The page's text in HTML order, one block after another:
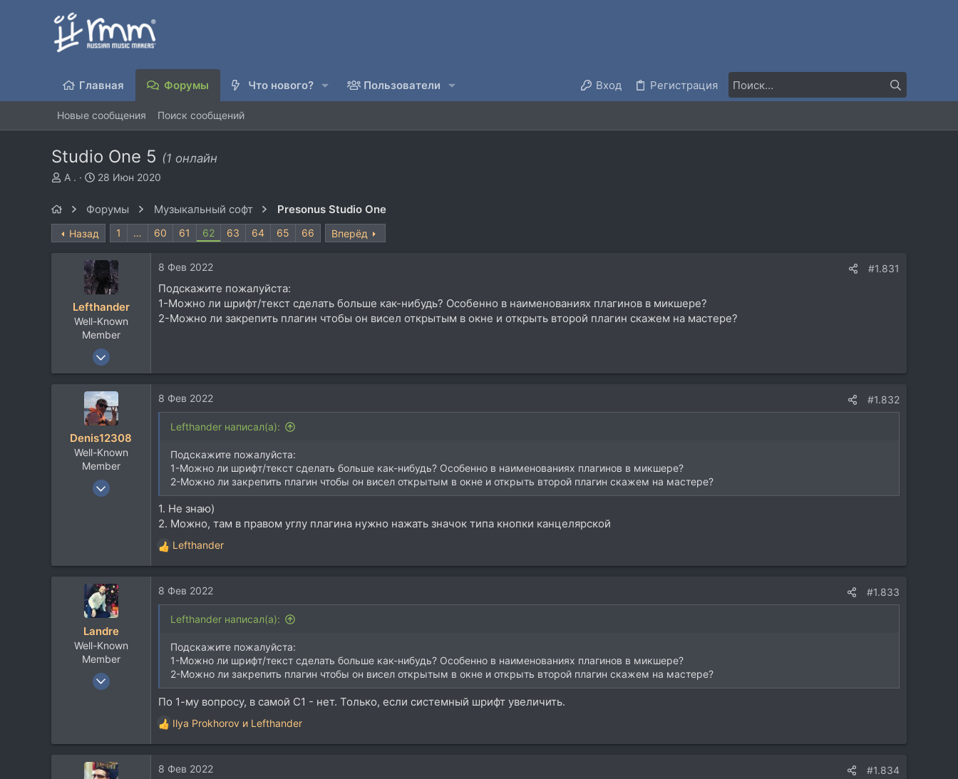
Главная Форумы Что нового? Пользователи Вход Регистрация
Новые сообщения Поиск сообщений
Studio One 5 (1 онлайн
А
р
т
A .
Д
а
н
а
ч
л
а
28 Июн 2020
Форумы Музыкальный софт Presonus Studio One
Назад 1 … 60 61 62 63 64 65 66 Вперёд
Lefthander
Well-Known
Member
16 Янв 2005
Tenochtitlan
8 Фев 2022 #1.831
Подскажите пожалуйста:
1-Можно ли шрифт/текст сделать больше как-нибудь? Особенно в наименованиях плагинов в микшере?
2-Можно ли закрепить плагин чтобы он висел открытым в окне и открыть второй плагин скажем на мастере?
Denis12308
Well-Known
Member
6 Июн 2015
8 Фев 2022 #1.832
Lefthander написал(а):
Подскажите пожалуйста:
1-Можно ли шрифт/текст сделать больше как-нибудь? Особенно в наименованиях плагинов в микшере?
2-Можно ли закрепить плагин чтобы он висел открытым в окне и открыть второй плагин скажем на мастере?
1. Не знаю)
2. Можно, там в правом углу плагина нужно нажать значок типа кнопки канцелярской
Р
е
к
ц
Lefthander
Landre
Well-Known
Member
20 Авг 2007
8 Фев 2022 #1.833
Lefthander написал(а):
Подскажите пожалуйста:
1-Можно ли шрифт/текст сделать больше как-нибудь? Особенно в наименованиях плагинов в микшере?
2-Можно ли закрепить плагин чтобы он висел открытым в окне и открыть второй плагин скажем на мастере?
По 1-му вопросу, в самой С1 - нет. Только, если системный шрифт увеличить.
Р
е
к
Ilya Prokhorov и Lefthander
8 Фев 2022 #1.834